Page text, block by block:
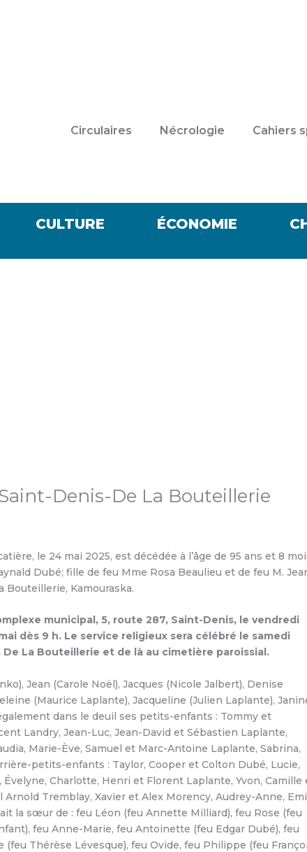
Circulaires Nécrologie Cahiers
CULTURE ÉCONOMIE
Denis-De La Bouteillerie
le 24 mai 2025, est décédée à l’âge de 95 ans et 8
Dubé; fille de feu Mme Rosa Beaulieu et de feu M.
Bouteillerie, Kamouraska.
municipal, 5, route 287, Saint-Denis, le vendredi
dès 9 h. Le service religieux sera célébré le samedi
De La Bouteillerie et de là au cimetière paroissial.
Jean (Carole Noël), Jacques (Nicole Jalbert), Denise
(Maurice Laplante), Jacqueline (Julien Laplante),
dans le deuil ses petits-enfants : Tommy et
Landry, Jean-Luc, Jean-David et Sébastien Laplante,
Marie-Ève, Samuel et Marc-Antoine Laplante, Sabrina,
petits-enfants : Taylor, Cooper et Colton Dubé, Lucie,
Charlotte, Henri et Florent Laplante, Yvon, Camille
Tremblay, Xavier et Alex Morency, Audrey-Anne,
la sœur de : feu Léon (feu Annette Milliard), feu Rose (feu
feu Anne-Marie, feu Antoinette (feu Edgar Dubé), feu
Thérèse Lévesque), feu Ovide, feu Philippe (feu